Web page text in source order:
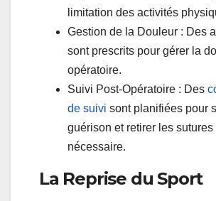
limitation des activités
Gestion de la Douleur : Des
sont prescrits pour gérer la
opératoire.
Suivi Post-Opératoire : Des
de suivi sont planifiées pour
guérison et retirer les sutures
nécessaire.
La Reprise du Sport